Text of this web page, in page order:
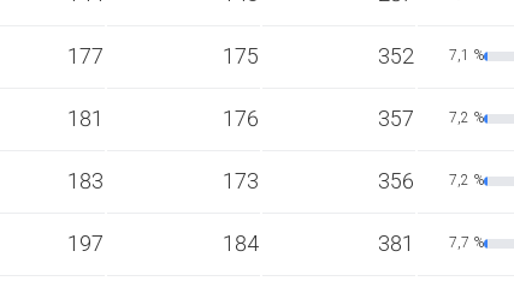
177 175 352 7,1 %
181 176 357 7,2 %
183 173 356 7,2 %
197 184 381 7,7 %